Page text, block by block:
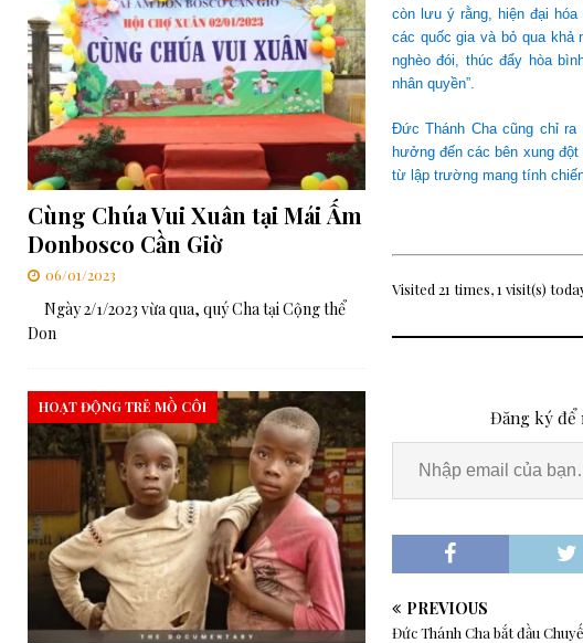
còn lưu ý rằng, hiện đại
các quốc gia và bỏ qua khả
nghèo đói, thúc đẩy hòa
nhân quyền”.
Đức Thánh Cha cũng chỉ
hưởng đến các bên xung
từ lập trường mang tính chiến
Visited 21 times, 1 visit(s)
Đăng ký để
PREVIOUS
Đức Thánh Cha bắt đầu
Cùng Chúa Vui Xuân tại Mái Ấm
Donbosco Cần Giờ
06/01/2023
Ngày 2/1/2023 vừa qua, quý Cha tại Cộng thể
Don
HOẠT ĐỘNG TRẺ MỒ CÔI